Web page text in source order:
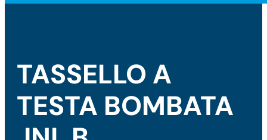
TASSELLO A
TESTA BOMBATA